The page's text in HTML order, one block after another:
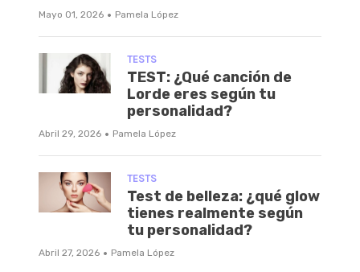
Mayo 01, 2026 · Pamela López
TESTS
TEST: ¿Qué canción de
Lorde eres según tu
personalidad?
Abril 29, 2026 · Pamela López
TESTS
Test de belleza: ¿qué glow
tienes realmente según
tu personalidad?
Abril 27, 2026 · Pamela López